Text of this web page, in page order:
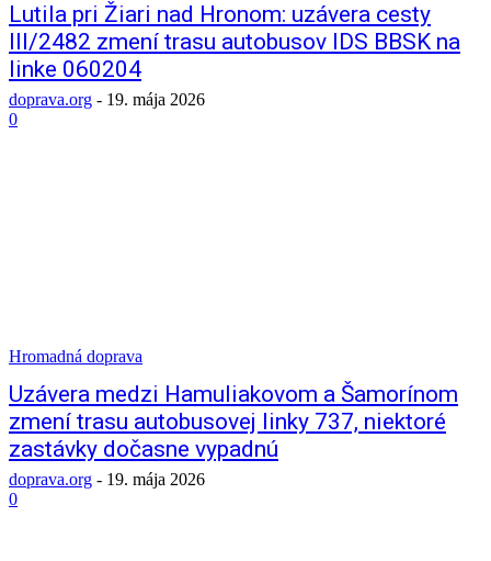
Lutila pri Žiari nad Hronom: uzávera cesty
III/2482 zmení trasu autobusov IDS BBSK na
linke 060204
doprava.org - 19. mája 2026
0
Hromadná doprava
Uzávera medzi Hamuliakovom a Šamorínom
zmení trasu autobusovej linky 737, niektoré
zastávky dočasne vypadnú
doprava.org - 19. mája 2026
0